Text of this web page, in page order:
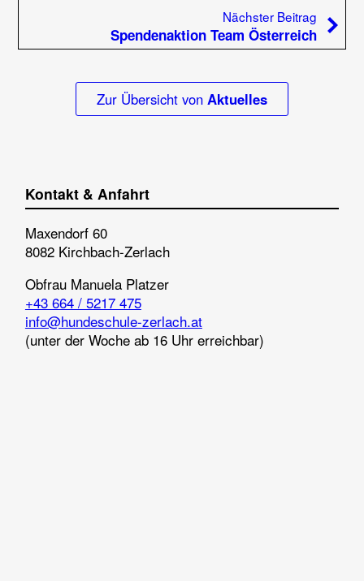
Nächster Beitrag
Spendenaktion Team Österreich
Zur Übersicht von Aktuelles
Kontakt & Anfahrt
Maxendorf 60
8082 Kirchbach-Zerlach
Obfrau Manuela Platzer
+43 664 / 5217 475
info@hundeschule-zerlach.at
(unter der Woche ab 16 Uhr erreichbar)